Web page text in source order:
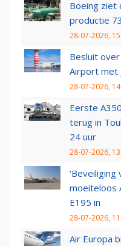
Boeing
productie
28-07-2026,
Besluit
Airport met
28-07-2026,
Eerste
terug in
24 uur
28-07-2026,
‘Beveiliging
moeiteloos
E195 in
28-07-2026,
Air Europa